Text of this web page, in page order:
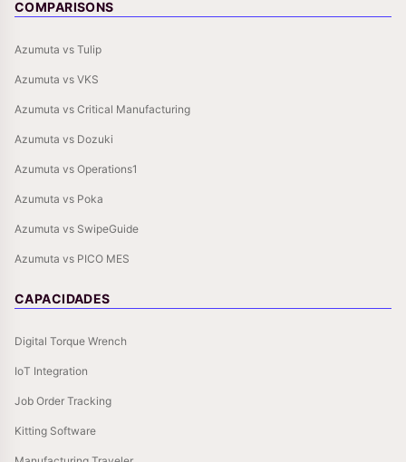
COMPARISONS
Azumuta vs Tulip
Azumuta vs VKS
Azumuta vs Critical Manufacturing
Azumuta vs Dozuki
Azumuta vs Operations1
Azumuta vs Poka
Azumuta vs SwipeGuide
Azumuta vs PICO MES
CAPACIDADES
Digital Torque Wrench
IoT Integration
Job Order Tracking
Kitting Software